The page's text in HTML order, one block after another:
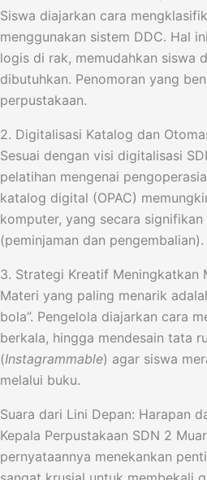
Siswa diajarkan cara
menggunakan sistem DDC. Hal
logis di rak, memudahkan siswa
dibutuhkan. Penomoran yang
perpustakaan.
2. Digitalisasi Katalog dan
Sesuai dengan visi digitalisasi
pelatihan mengenai
katalog digital (OPAC)
komputer, yang secara
(peminjaman dan pengembalian).
3. Strategi Kreatif Meningkatkan
Materi yang paling menarik
bola”. Pengelola diajarkan cara
berkala, hingga mendesain tata
(Instagrammable) agar siswa
melalui buku.
Suara dari Lini Depan: Harapan
Kepala Perpustakaan SDN 2
pernyataannya menekankan